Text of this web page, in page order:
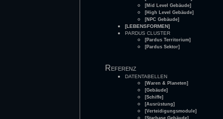
[Mid Level Gebäude]
[High Level Gebäude]
[NPC Gebäude]
[LEBENSFORMEN]
PARDUS CLUSTER
[Pardus Territorium]
[Pardus Sektor]
Referenz
DATENTABELLEN
[Waren & Planeten]
[Gebäude]
[Schiffe]
[Ausrüstung]
[Verteidigungsmodule]
[Starbase Gebäude]